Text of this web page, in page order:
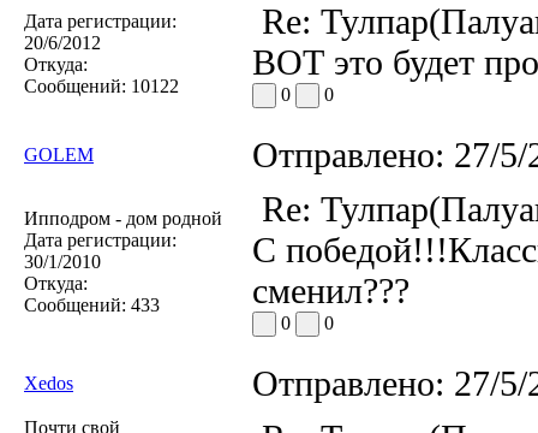
Дата регистрации:
20/6/2012
Откуда:
Сообщений: 10122
Re:
ВОТ это будет
0 0
GOLEM Отправлено: 27/
Ипподром - дом родной
Дата регистрации:
30/1/2010
Откуда:
Сообщений: 433
Re:
С
сменил???
0 0
Xedos Отправлено: 27/
Почти свой